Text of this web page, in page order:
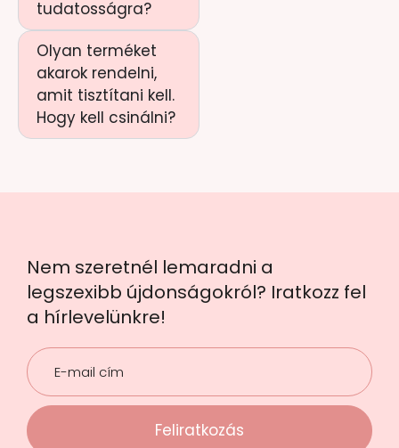
tudatosságra?
Olyan terméket
akarok rendelni,
amit tisztítani kell.
Hogy kell csinálni?
Nem szeretnél lemaradni a
legszexibb újdonságokról? Iratkozz fel
a hírlevelünkre!
Feliratkozás